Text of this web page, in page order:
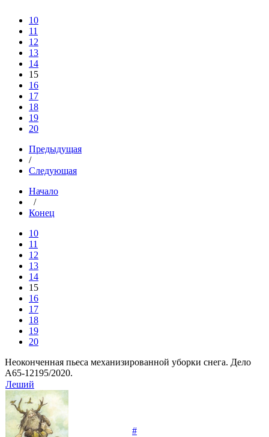
10
11
12
13
14
15
16
17
18
19
20
Предыдущая
/
Следующая
Начало
/
Конец
10
11
12
13
14
15
16
17
18
19
20
Неоконченная пьеса механизированной уборки снега. Дело
А65-12195/2020.
Леший
#